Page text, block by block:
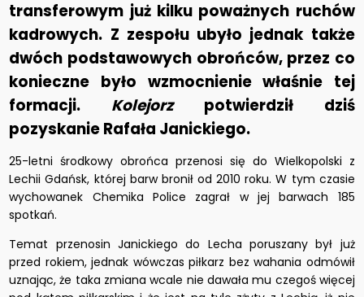
transferowym już kilku poważnych ruchów
kadrowych. Z zespołu ubyło jednak także
dwóch podstawowych obrońców, przez co
konieczne było wzmocnienie właśnie tej
formacji. Kolejorz potwierdził dziś
pozyskanie Rafała Janickiego.
25-letni środkowy obrońca przenosi się do Wielkopolski z
Lechii Gdańsk, której barw bronił od 2010 roku. W tym czasie
wychowanek Chemika Police zagrał w jej barwach 185
spotkań.
Temat przenosin Janickiego do Lecha poruszany był już
przed rokiem, jednak wówczas piłkarz bez wahania odmówił
uznając, że taka zmiana wcale nie dawała mu czegoś więcej